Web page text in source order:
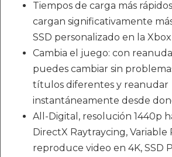
Tiempos de carga más
cargan significativamente
SSD personalizado en la Xbox
Cambia el juego: con
puedes cambiar sin
títulos diferentes y reanudar
instantáneamente desde
All-Digital, resolución 1440p
DirectX Raytraycing, Variable
reproduce video en 4K, SSD